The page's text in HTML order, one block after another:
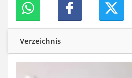
Beschriftungsgerät
Trinkflasche
Thermokanne
Elektrische Pfeffermühle
Waschsauger
Geflügelschere
Verzeichnis